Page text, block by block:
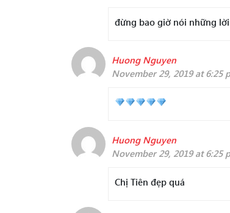
đừng bao giờ nói những
Huong Nguyen
November 29, 2019 at 6:25
Huong Nguyen
November 29, 2019 at 6:25
Chị Tiên đẹp quá